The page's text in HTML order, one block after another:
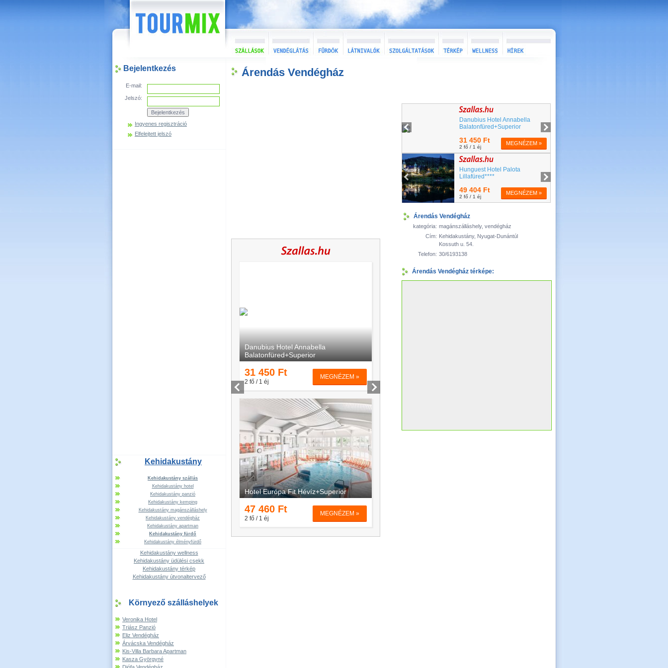
Bejelentkezés
E-mail:
Jelszó:
Ingyenes regisztráció
Elfelejtett jelszó
Kehidakustány
Kehidakustány szállás
Kehidakustány hotel
Kehidakustány panzió
Kehidakustány kemping
Kehidakustány magánszálláshely
Kehidakustány vendégház
Kehidakustány apartman
Kehidakustány fürdő
Kehidakustány élményfürdő
Kehidakustány wellness
Kehidakustány üdülési csekk
Kehidakustány térkép
Kehidakustány útvonaltervező
Környező szálláshelyek
Veronika Hotel
Triász Panzió
Eliz Vendégház
Árvácska Vendégház
Kis-Villa Barbara Apartman
Kasza Györgyné
Árendás Vendégház
Árendás Vendégház
kategória: magánszálláshely, vendégház
Cím: Kehidakustány, Nyugat-Dunántúl
Kossuth u. 54.
Telefon: 30/6193138
Árendás Vendégház térképe: